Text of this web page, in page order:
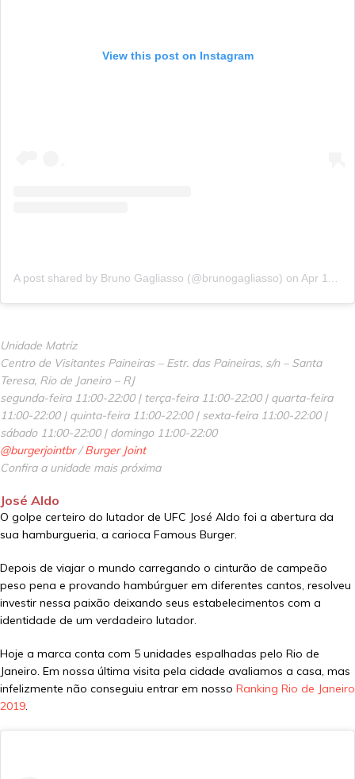
View this post on Instagram
A post shared by Bruno Gagliasso (@brunogagliasso) on Apr 11, 2018 at 10:36am PDT
Unidade Matriz
Centro de Visitantes Paineiras – Estr. das Paineiras, s/n – Santa
Teresa, Rio de Janeiro – RJ
segunda-feira 11:00-22:00 | terça-feira 11:00-22:00 | quarta-feira
11:00-22:00 | quinta-feira 11:00-22:00 | sexta-feira 11:00-22:00 |
sábado 11:00-22:00 | domingo 11:00-22:00
@burgerjointbr/Burger Joint
Confira a unidade mais próxima
José Aldo
O golpe certeiro do lutador de UFC José Aldo foi a abertura da
sua hamburgueria, a carioca Famous Burger.
Depois de viajar o mundo carregando o cinturão de campeão
peso pena e provando hambúrguer em diferentes cantos, resolveu
investir nessa paixão deixando seus estabelecimentos com a
identidade de um verdadeiro lutador.
Hoje a marca conta com 5 unidades espalhadas pelo Rio de
Janeiro. Em nossa última visita pela cidade avaliamos a casa, mas
infelizmente não conseguiu entrar em nosso Ranking Rio de Janeiro
2019.